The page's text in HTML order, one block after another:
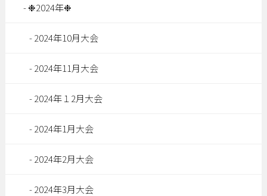
❉2024年❉
2024年10月大会
2024年11月大会
2024年１2月大会
2024年1月大会
2024年2月大会
2024年3月大会